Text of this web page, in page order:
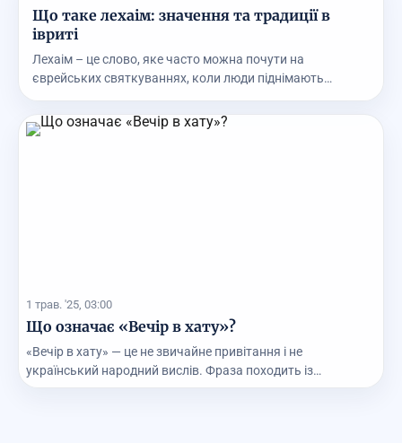
Що таке лехаім: значення та традиції в
івриті
Лехаім – це слово, яке часто можна почути на
єврейських святкуваннях, коли люди піднімають
1 трав. '25, 03:00
Що означає «Вечір в хату»?
«Вечір в хату» — це не звичайне привітання і не
український народний вислів. Фраза походить із